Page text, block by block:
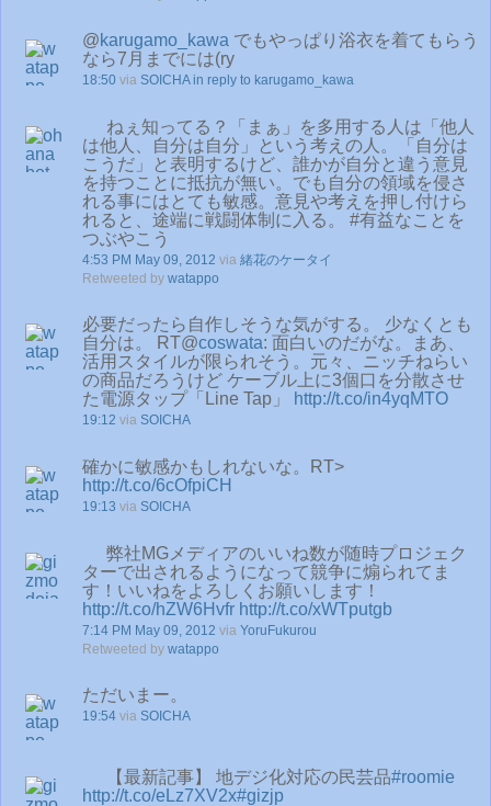
@karugamo_kawa でもやっぱり浴衣を着てもらう
なら7月までには(ry
18:50 via SOICHA in reply to karugamo_kawa
ねぇ知ってる？「まぁ」を多用する人は「他人
は他人、自分は自分」という考えの人。「自分は
こうだ」と表明するけど、誰かが自分と違う意見
を持つことに抵抗が無い。でも自分の領域を侵さ
れる事にはとても敏感。意見や考えを押し付けら
れると、途端に戦闘体制に入る。 #有益なことを
つぶやこう
4:53 PM May 09, 2012 via 緒花のケータイ
Retweeted by watappo
必要だったら自作しそうな気がする。 少なくとも
自分は。 RT@coswata: 面白いのだがな。まあ、
活用スタイルが限られそう。元々、ニッチねらい
の商品だろうけど ケーブル上に3個口を分散させ
た電源タップ「Line Tap」
http://t.co/in4yqMTO
19:12 via SOICHA
確かに敏感かもしれないな。RT>
http://t.co/6cOfpiCH
19:13 via SOICHA
弊社MGメディアのいいね数が随時プロジェク
ターで出されるようになって競争に煽られてま
す！いいねをよろしくお願いします！
http://t.co/hZW6Hvfr http://t.co/xWTputgb
7:14 PM May 09, 2012 via YoruFukurou
Retweeted by watappo
ただいまー。
19:54 via SOICHA
【最新記事】 地デジ化対応の民芸品#roomie
http://t.co/eLz7XV2x#gizjp